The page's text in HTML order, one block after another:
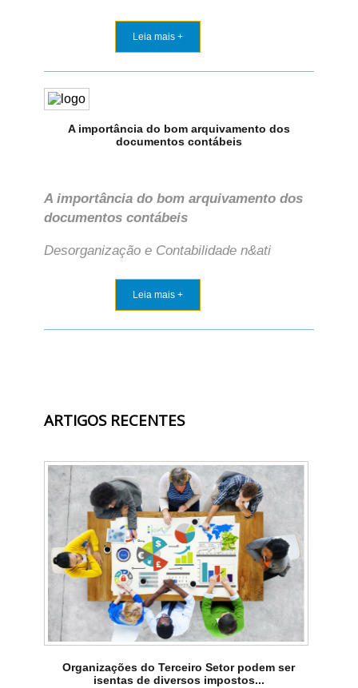
Leia mais +
A importância do bom arquivamento dos
documentos contábeis
A importância do bom arquivamento dos
documentos contábeis
Desorganização e Contabilidade n&ati
Leia mais +
ARTIGOS RECENTES
Organizações do Terceiro Setor podem ser
isentas de diversos impostos...